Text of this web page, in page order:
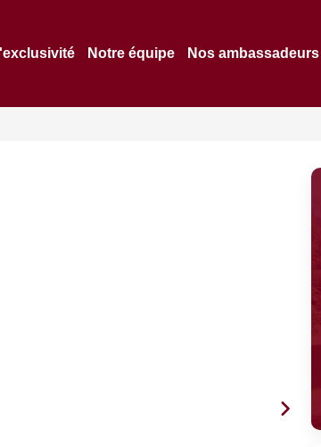
Notre équipe Nos ambassadeurs